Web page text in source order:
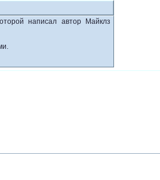
написал автор Майклз